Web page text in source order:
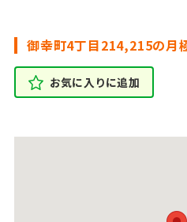
御幸町4丁目214,215の月
お気に入りに追加